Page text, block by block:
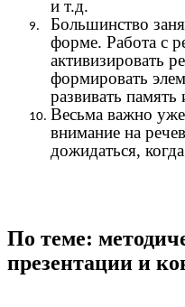
и т.д.
Большинство
форме. Работа с
активизировать
формировать
развивать
Весьма важно уже
внимание на
дожидаться,
По теме:
презентации и